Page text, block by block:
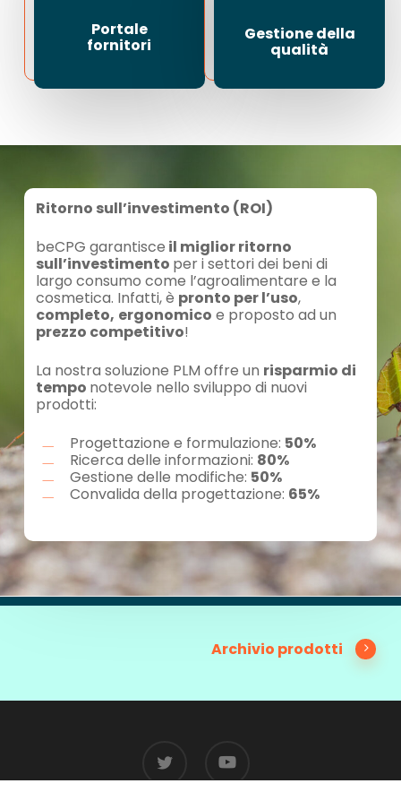
Portale
fornitori
Gestione della
qualità
Ritorno sull’investimento (ROI)
beCPG garantisce il miglior ritorno
sull’investimento per i settori dei beni di
largo consumo come l’agroalimentare e la
cosmetica. Infatti, è pronto per l’uso,
completo, ergonomico e proposto ad un
prezzo competitivo!
La nostra soluzione PLM offre un risparmio di
tempo notevole nello sviluppo di nuovi
prodotti:
Progettazione e formulazione: 50%
Ricerca delle informazioni: 80%
Gestione delle modifiche: 50%
Convalida della progettazione: 65%
Archivio prodotti